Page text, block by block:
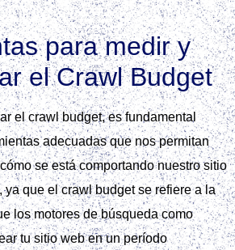
para medir y
el Crawl Budget
el crawl budget, es fundamental
adecuadas que nos permitan
se está comportando nuestro sitio
ya que el crawl budget se refiere a la
los motores de búsqueda como
tu sitio web en un período